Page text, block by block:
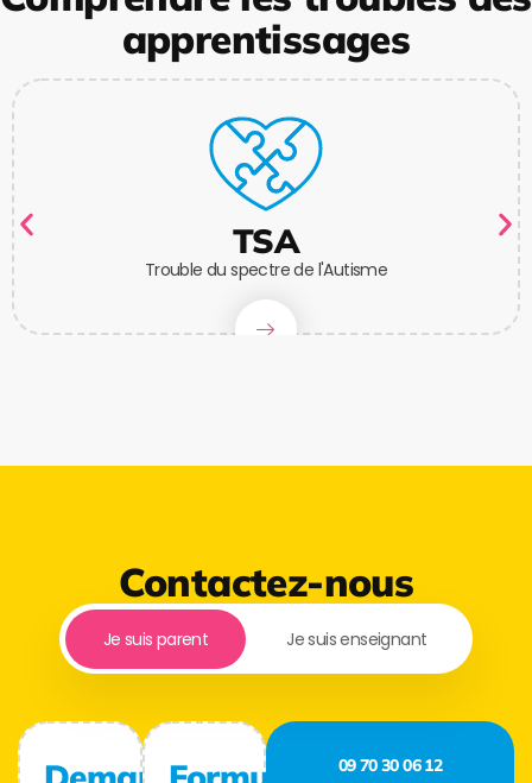
apprentissages
TSA
Trouble du spectre de l'Autisme
Contactez-nous
Je suis parent Je suis enseignant
09 70 30 06 12